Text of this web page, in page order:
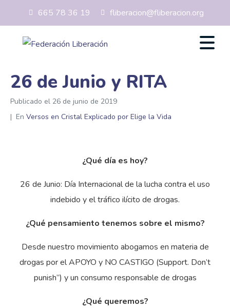
665 78 36 19 fliberacion@fliberacion.org
26 de Junio y RITA
Publicado el 26 de junio de 2019
En Versos en Cristal Explicado por Elige la Vida
¿Qué día es hoy?
26 de Junio: Día Internacional de la lucha contra el uso
indebido y el tráfico ilícito de drogas.
¿Qué pensamiento tenemos sobre el mismo?
Desde nuestro movimiento abogamos en materia de
drogas por el APOYO y NO CASTIGO (Support. Don’t
punish”) y un consumo responsable de drogas
¿Qué queremos?